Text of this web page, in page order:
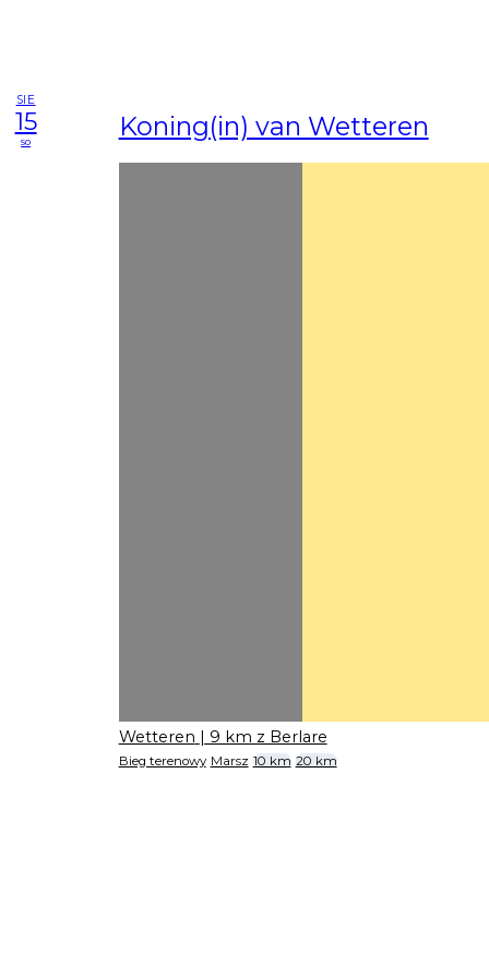
SIE
15
so Koning(in) van Wetteren
Wetteren | 9 km z Berlare
Bieg terenowy Marsz 10 km 20 km